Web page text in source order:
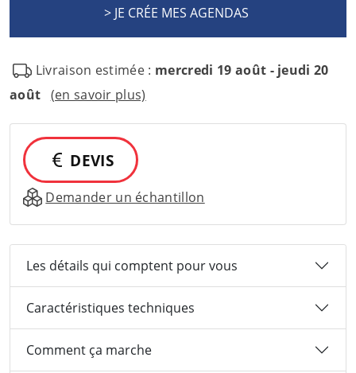
Livraison estimée : mercredi 19 août - jeudi 20
août (en savoir plus)
DEVIS
Demander un échantillon
Les détails qui comptent pour vous
Caractéristiques techniques
Comment ça marche